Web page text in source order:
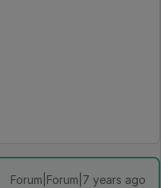
Forum|Forum|7 years ago